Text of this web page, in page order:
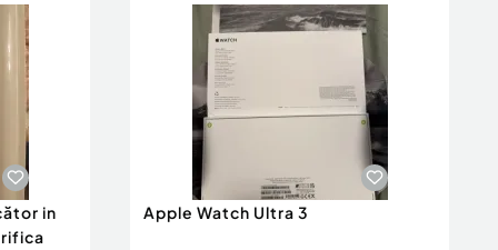
in
Apple Watch Ultra 3